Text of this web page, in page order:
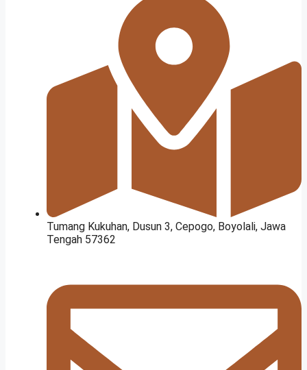
Tumang Kukuhan, Dusun 3, Cepogo, Boyolali, Jawa
Tengah 57362